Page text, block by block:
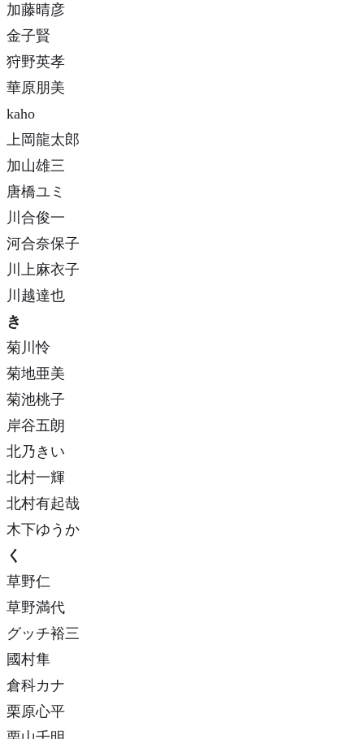
加藤晴彦
金子賢
狩野英孝
華原朋美
kaho
上岡龍太郎
加山雄三
唐橋ユミ
川合俊一
河合奈保子
川上麻衣子
川越達也
き
菊川怜
菊地亜美
菊池桃子
岸谷五朗
北乃きい
北村一輝
北村有起哉
木下ゆうか
く
草野仁
草野満代
グッチ裕三
國村隼
倉科カナ
栗原心平